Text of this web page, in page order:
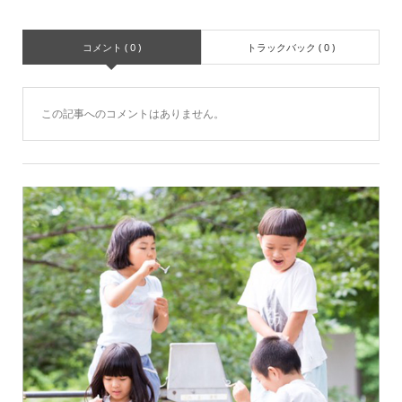
コメント ( 0 ) トラックバック ( 0 )
この記事へのコメントはありません。